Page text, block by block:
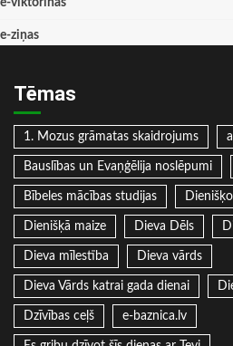
e-viktorīnas
e-ziņas
Tēmas
1. Mozus grāmatas skaidrojums
Bauslības un Evaņģēlija noslēpumi
Bībeles mācības studijas
Dienišķā maize Dieva Dēls
Dieva mīlestība Dieva vārds
Dieva Vārds katrai gada dienai
Dzīvības ceļš e-baznica.lv